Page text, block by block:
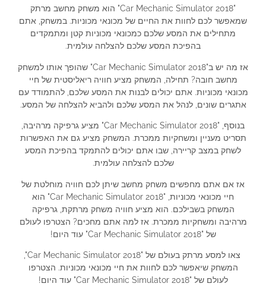
"Car Mechanic Simulator 2018" הוא משחק מחשב מרתק
שמאפשר לכם לחוות את החיים של מכונאי מכוניות. במשחק, אתם
מתחילים את המסע שלכם כמכונאי מכוניות קטן ומתמקדים
בהפיכת המסע שלכם להצלחה עולמית.
אז מה יש ב"Car Mechanic Simulator 2018" שהופך אותו למשחק
מחשב חובה? תחילה, המשחק מציע חוויה ריאליסטית של חיי
מכונאי מכוניות. אתם יכולים לבנות את המסע שלכם, להתמודד עם
אתגרים שונים, לנהל את המסע שלכם ולהביא להצלחה של המסע.
בנוסף, "Car Mechanic Simulator 2018" מציע גרפיקה מרהיבה,
תסריט מעניין ומשחקיות ממכרת. המשחק מציע גם את האפשרות
לשחק במצב קריירה, שבו אתם יכולים להתמקד בהפיכת המסע
שלכם להצלחה עולמית.
אז אם אתם מחפשים משחק מחשב שיתן לכם חוויה מוחלטת של
חיי מכונאי מכוניות, "Car Mechanic Simulator 2018" הוא
המשחק בשבילכם. הוא מציע חוויה משחק מרתקת, גרפיקה
מרהיבה ומשחקיות ממכרת. אז למה אתם מחכים? הצטרפו לעולם
של "Car Mechanic Simulator 2018" עוד היום!
צאו למסע מרתק בעולם של "Car Mechanic Simulator 2018",
המשחק שיאפשר לכם לחוות את חיי מכונאי מכוניות. הצטרפו
לעולם של "Car Mechanic Simulator 2018" עוד היום!